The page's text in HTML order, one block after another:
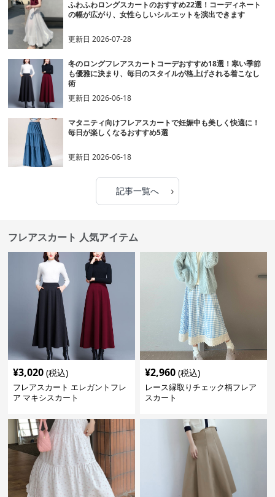
ふわふわロングスカートのおすすめ22選！コーディネート
の幅が広がり、女性らしいシルエットを演出できます
更新日2026-07-28
冬のロングフレアスカートコーデおすすめ18選！寒い季節
も優雅に決まり、毎日のスタイルが格上げされる着こなし
術
更新日2026-06-18
マタニティ向けフレアスカートで妊娠中も美しく快適に！
毎日が楽しくなるおすすめ5選
更新日2026-06-18
記事一覧へ ›
フレアスカート 人気アイテム
¥3,020 (税込)
フレアスカート エレガントフレ
ア マキシスカート
¥2,960 (税込)
レース縁取りチェック柄フレア
スカート